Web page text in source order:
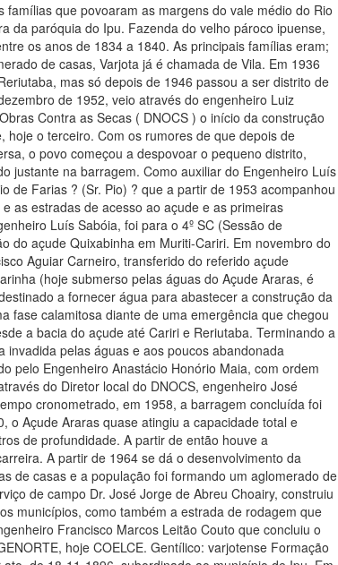
que povoaram as margens do vale médio do Rio
da paróquia do Ipu. Fazenda do velho pároco ipuense,
os anos de 1834 a 1840. As principais famílias eram;
de casas, Varjota já é chamada de Vila. Em 1936
mas só depois de 1946 passou a ser distrito de
de 1952, veio através do engenheiro Luiz
Contra as Secas ( DNOCS ) o início da construção
o terceiro. Com os rumores de que depois de
o povo começou a despovoar o pequeno distrito,
justante na barragem. Como auxiliar do Engenheiro Luís
de Farias ? (Sr. Pio) ? que a partir de 1953 acompanhou
as estradas de acesso ao açude e as primeiras
Luís Sabóia, foi para o 4º SC (Sessão de
do açude Quixabinha em Muriti-Cariri. Em novembro do
Aguiar Carneiro, transferido do referido açude
(hoje submerso pelas águas do Açude Araras, é
a fornecer água para abastecer a construção da
fase calamitosa diante de uma emergência que chegou
a bacia do açude até Cariri e Reriutaba. Terminando a
pelas águas e aos poucos abandonada
pelo Engenheiro Anastácio Honório Maia, com ordem
do Diretor local do DNOCS, engenheiro José
cronometrado, em 1958, a barragem concluída foi
o Açude Araras quase atingiu a capacidade total e
de profundidade. A partir de então houve a
A partir de 1964 se dá o desenvolvimento da
de casas e a população foi formando um aglomerado de
de campo Dr. José Jorge de Abreu Choairy, construiu
municípios, como também a estrada de rodagem que
Francisco Marcos Leitão Couto que concluiu o
hoje COELCE. Gentílico: varjotense Formação